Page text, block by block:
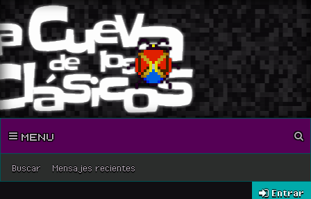
Buscar Mensajes recientes
MENU
Entrar